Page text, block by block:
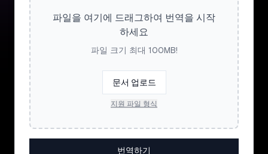
파일을 여기에 드래그하여 번역을 시작
하세요
파일 크기 최대 100MB!
문서 업로드
지원 파일 형식
번역하기